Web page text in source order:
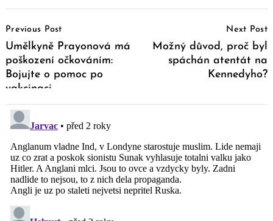
Navigation
Previous Post
Umělkyně Prayonová má
poškození očkováním:
Bojujte o pomoc po
vakcinaci
Next Post
Možný důvod, proč byl
spáchán atentát na
Kennedyho?